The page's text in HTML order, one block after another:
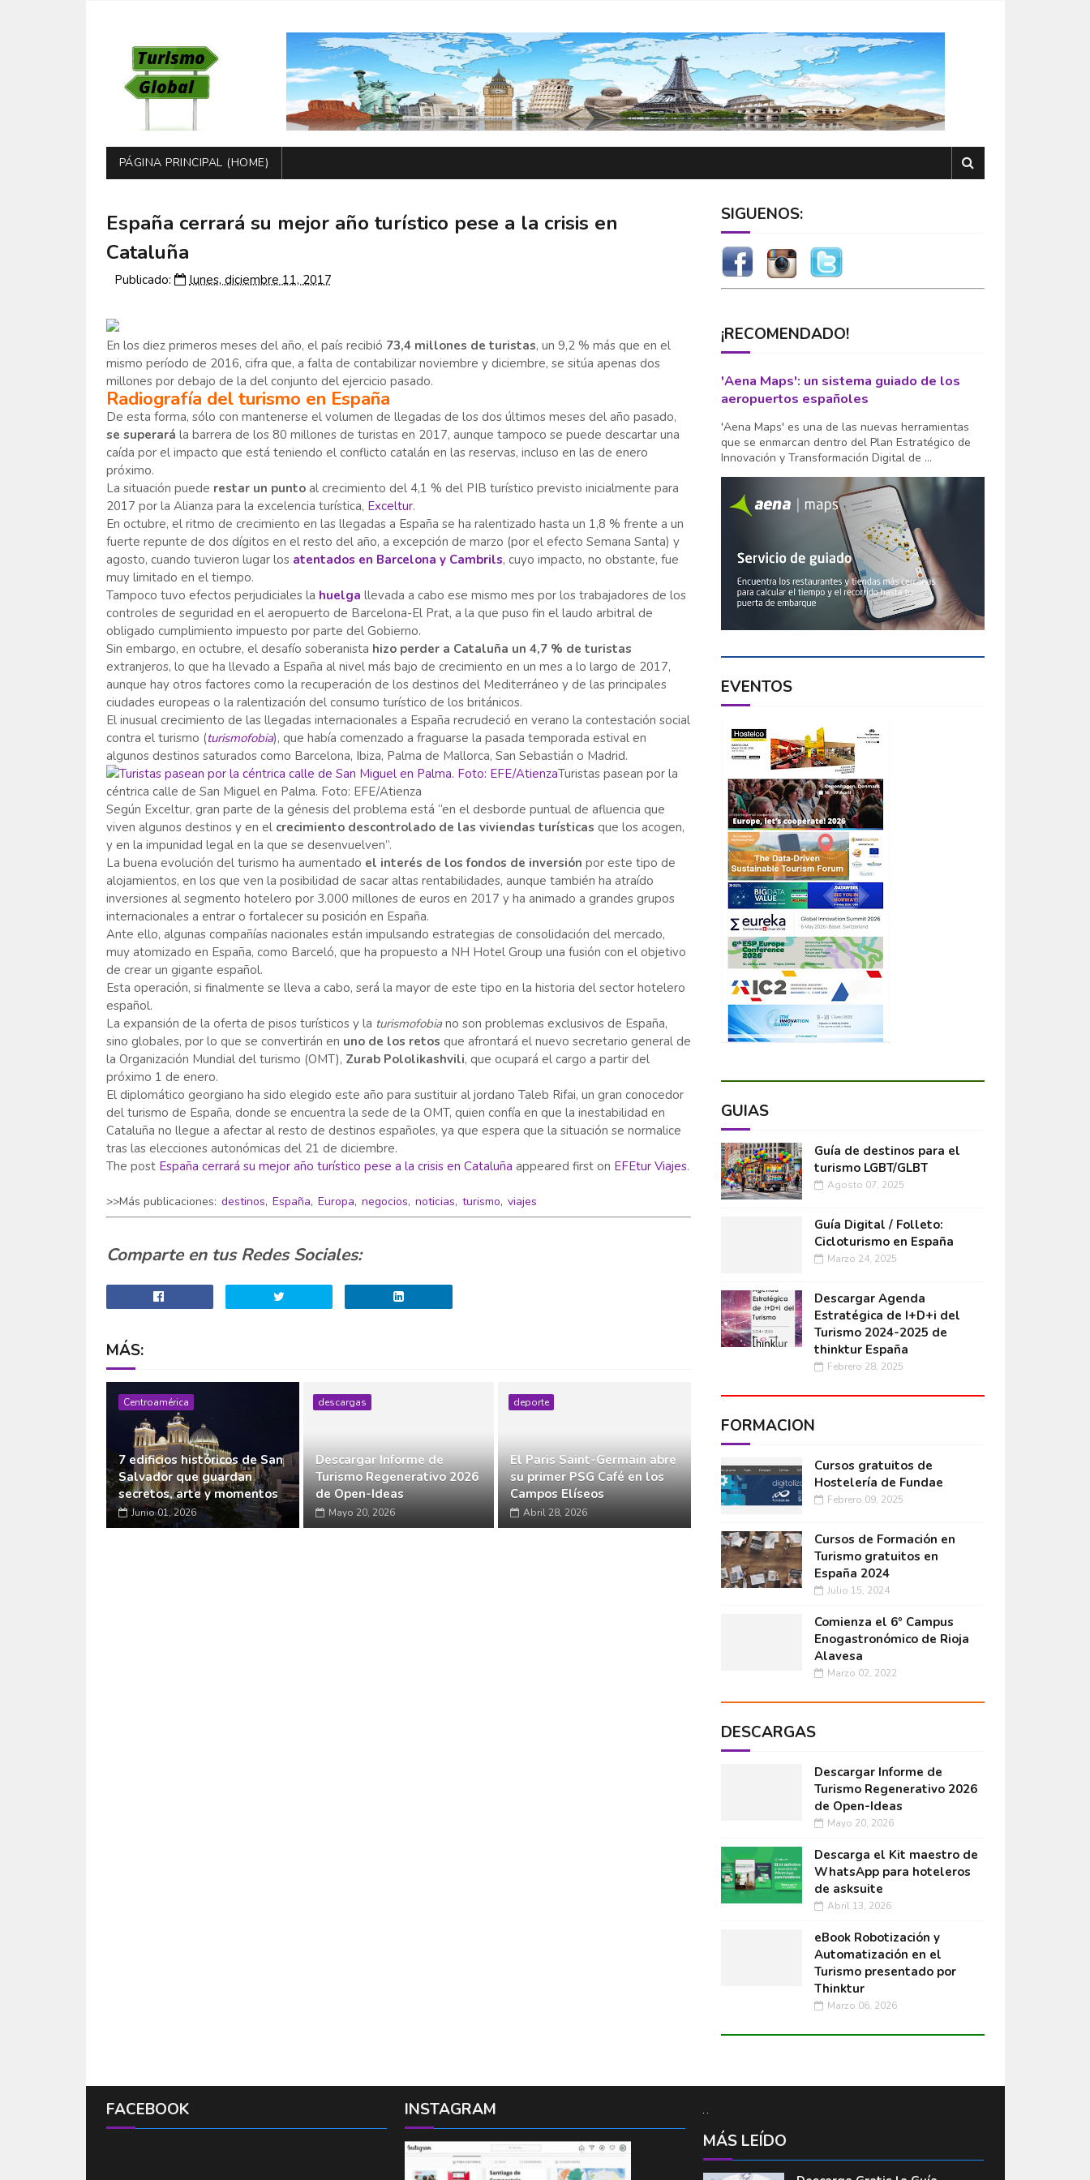
PÁGINA PRINCIPAL (HOME)
España cerrará su mejor año turístico pese a la crisis en
Cataluña
Publicado: lunes, diciembre 11, 2017
En los diez primeros meses del año, el país recibió 73,4 millones de turistas, un 9,2 % más que en el
mismo período de 2016, cifra que, a falta de contabilizar noviembre y diciembre, se sitúa apenas dos
millones por debajo de la del conjunto del ejercicio pasado.
Radiografía del turismo en España
De esta forma, sólo con mantenerse el volumen de llegadas de los dos últimos meses del año pasado,
se superará la barrera de los 80 millones de turistas en 2017, aunque tampoco se puede descartar una
caída por el impacto que está teniendo el conflicto catalán en las reservas, incluso en las de enero
próximo.
La situación puede restar un puntoal crecimiento del 4,1 % del PIB turístico previsto inicialmente para
2017 por la Alianza para la excelencia turística, Exceltur.
En octubre, el ritmo de crecimiento en las llegadas a España se ha ralentizado hasta un 1,8 % frente a un
fuerte repunte de dos dígitos en el resto del año, a excepción de marzo (por el efecto Semana Santa) y
agosto, cuando tuvieron lugar los atentados en Barcelona y Cambrils, cuyo impacto, no obstante, fue
muy limitado en el tiempo.
Tampoco tuvo efectos perjudiciales la huelga llevada a cabo ese mismo mes por los trabajadores de los
controles de seguridad en el aeropuerto de Barcelona-El Prat, a la que puso fin el laudo arbitral de
obligado cumplimiento impuesto por parte del Gobierno.
Sin embargo, en octubre, el desafío soberanista hizo perder a Cataluña un 4,7 % de turistas
extranjeros, lo que ha llevado a España al nivel más bajo de crecimiento en un mes a lo largo de 2017,
aunque hay otros factores como la recuperación de los destinos del Mediterráneo y de las principales
ciudades europeas o la ralentización del consumo turístico de los británicos.
El inusual crecimiento de las llegadas internacionales a España recrudeció en verano la contestación social
contra el turismo (turismofobia), que había comenzado a fraguarse la pasada temporada estival en
algunos destinos saturados como Barcelona, Ibiza, Palma de Mallorca, San Sebastián o Madrid.
Turistas pasean por la
céntrica calle de San Miguel en Palma. Foto: EFE/Atienza
Según Exceltur, gran parte de la génesis del problema está “en el desborde puntual de afluencia que
viven algunos destinos y en el crecimiento descontrolado de las viviendas turísticas que los acogen,
y en la impunidad legal en la que se desenvuelven”.
La buena evolución del turismo ha aumentado el interés de los fondos de inversión por este tipo de
alojamientos, en los que ven la posibilidad de sacar altas rentabilidades, aunque también ha atraído
inversiones al segmento hotelero por 3.000 millones de euros en 2017 y ha animado a grandes grupos
internacionales a entrar o fortalecer su posición en España.
Ante ello, algunas compañías nacionales están impulsando estrategias de consolidación del mercado,
muy atomizado en España, como Barceló, que ha propuesto a NH Hotel Group una fusión con el objetivo
de crear un gigante español.
Esta operación, si finalmente se lleva a cabo, será la mayor de este tipo en la historia del sector hotelero
español.
La expansión de la oferta de pisos turísticos y la turismofobiano son problemas exclusivos de España,
sino globales, por lo que se convertirán en uno de los retos que afrontará el nuevo secretario general de
la Organización Mundial del turismo (OMT), Zurab Pololikashvili, que ocupará el cargo a partir del
próximo 1 de enero.
El diplomático georgiano ha sido elegido este año para sustituir al jordano Taleb Rifai, un gran conocedor
del turismo de España, donde se encuentra la sede de la OMT, quien confía en que la inestabilidad en
Cataluña no llegue a afectar al resto de destinos españoles, ya que espera que la situación se normalice
tras las elecciones autonómicas del 21 de diciembre.
The post España cerrará su mejor año turístico pese a la crisis en Cataluña appeared first on EFEtur Viajes.
>>Más publicaciones: destinos, España, Europa, negocios, noticias, turismo, viajes
Comparte en tus Redes Sociales:
MÁS:
Centroamérica
7 edificios históricos de San
Salvador que guardan
secretos, arte y momentos
Junio 01, 2026
descargas
Descargar Informe de
Turismo Regenerativo 2026
de Open-Ideas
Mayo 20, 2026
deporte
El Paris Saint-Germain abre
su primer PSG Café en los
Campos Elíseos
Abril 28, 2026
SÍGUENOS:
¡RECOMENDADO!
'Aena Maps': un sistema guiado de los
aeropuertos españoles
'Aena Maps' es una de las nuevas herramientas
que se enmarcan dentro del Plan Estratégico de
Innovación y Transformación Digital de ...
EVENTOS
GUÍAS
Guía de destinos para el
turismo LGBT/GLBT
Agosto 07, 2025
Guía Digital / Folleto:
Cicloturismo en España
Marzo 24, 2025
Descargar Agenda
Estratégica de I+D+i del
Turismo 2024-2025 de
thinktur España
Febrero 28, 2025
FORMACIÓN
Cursos gratuitos de
Hostelería de Fundae
Febrero 09, 2025
Cursos de Formación en
Turismo gratuitos en
España 2024
Julio 15, 2024
Comienza el 6º Campus
Enogastronómico de Rioja
Alavesa
Marzo 02, 2022
DESCARGAS
Descargar Informe de
Turismo Regenerativo 2026
de Open-Ideas
Mayo 20, 2026
Descarga el Kit maestro de
WhatsApp para hoteleros
de asksuite
Abril 13, 2026
eBook Robotización y
Automatización en el
Turismo presentado por
Thinktur
Marzo 06, 2026
FACEBOOK
INSTAGRAM
MÁS LEÍDO